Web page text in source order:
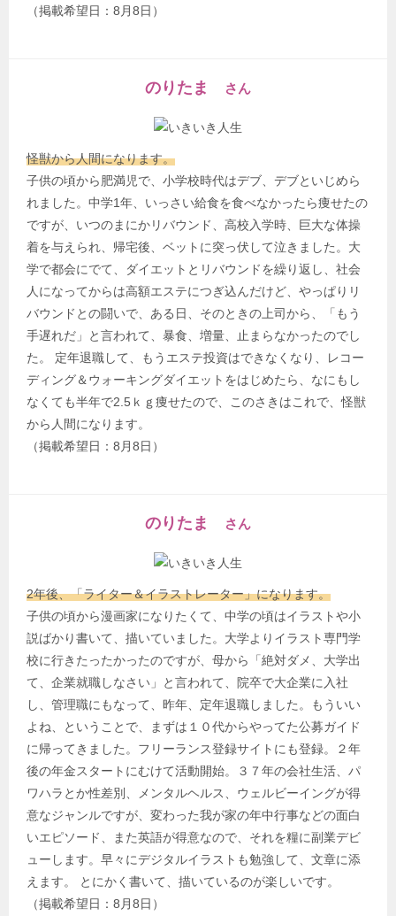
（掲載希望日：8月8日）
のりたま さん
怪獣から人間になります。
子供の頃から肥満児で、小学校時代はデブ、デブといじめら
れました。中学1年、いっさい給食を食べなかったら痩せたの
ですが、いつのまにかリバウンド、高校入学時、巨大な体操
着を与えられ、帰宅後、ベットに突っ伏して泣きました。大
学で都会にでて、ダイエットとリバウンドを繰り返し、社会
人になってからは高額エステにつぎ込んだけど、やっぱりリ
バウンドとの闘いで、ある日、そのときの上司から、「もう
手遅れだ」と言われて、暴食、増量、止まらなかったのでし
た。 定年退職して、もうエステ投資はできなくなり、レコー
ディング＆ウォーキングダイエットをはじめたら、なにもし
なくても半年で2.5ｋｇ痩せたので、このさきはこれで、怪獣
から人間になります。
（掲載希望日：8月8日）
のりたま さん
2年後、「ライター＆イラストレーター」になります。
子供の頃から漫画家になりたくて、中学の頃はイラストや小
説ばかり書いて、描いていました。大学よりイラスト専門学
校に行きたったかったのですが、母から「絶対ダメ、大学出
て、企業就職しなさい」と言われて、院卒で大企業に入社
し、管理職にもなって、昨年、定年退職しました。もういい
よね、ということで、まずは１０代からやってた公募ガイド
に帰ってきました。フリーランス登録サイトにも登録。２年
後の年金スタートにむけて活動開始。３７年の会社生活、パ
ワハラとか性差別、メンタルヘルス、ウェルビーイングが得
意なジャンルですが、変わった我が家の年中行事などの面白
いエピソード、また英語が得意なので、それを糧に副業デビ
ューします。早々にデジタルイラストも勉強して、文章に添
えます。 とにかく書いて、描いているのが楽しいです。
（掲載希望日：8月8日）